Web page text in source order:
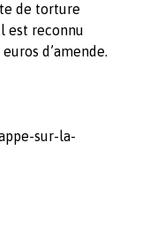
de torture
est reconnu
d’amende.
sur-la-